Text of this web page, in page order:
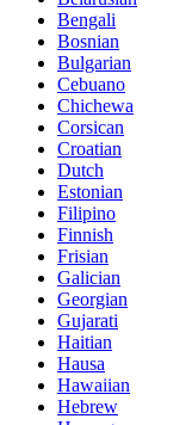
Bengali
Bosnian
Bulgarian
Cebuano
Chichewa
Corsican
Croatian
Dutch
Estonian
Filipino
Finnish
Frisian
Galician
Georgian
Gujarati
Haitian
Hausa
Hawaiian
Hebrew